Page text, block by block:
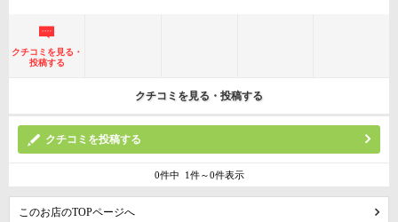
クチコミを見る・
投稿する
クチコミを見る・投稿する
クチコミを投稿する
0件中 1件～0件表示
このお店のTOPページへ